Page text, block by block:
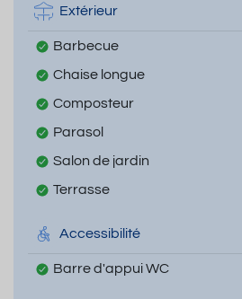
Extérieur
Barbecue
Chaise longue
Composteur
Parasol
Salon de jardin
Terrasse
Accessibilité
Barre d'appui WC